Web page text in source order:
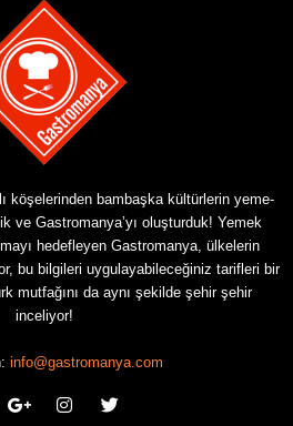
köşelerinden bambaşka kültürlerin yeme-
ve Gastromanya’yı oluşturduk! Yemek
hedefleyen Gastromanya, ülkelerin
bu bilgileri uygulayabileceğiniz tarifleri bir
mutfağını da aynı şekilde şehir şehir
inceliyor!
info@gastromanya.com